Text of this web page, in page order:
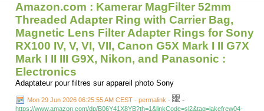
Amazon.com : Kamerar MagFilter 52mm
Threaded Adapter Ring with Carrier Bag,
Magnetic Lens Filter Adapter Rings for Sony
RX100 IV, V, VI, VII, Canon G5X Mark I II G7X
Mark I II III G9X, Nikon, and Panasonic :
Electronics
Adaptateur pour filtres sur appareil photo Sony
Mon 29 Jun 2026 06:25:55 AM CEST - permalink - -
https://www.amazon.com/dp/B06Y41X8YB?th=1&linkCode=sl2&tag=jakefrew04-